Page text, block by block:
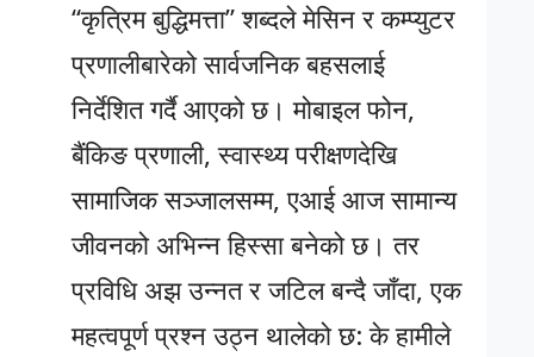
“कृत्रिम बुद्धिमत्ता” शब्दले मेसिन र कम्प्युटर
प्रणालीबारेको सार्वजनिक बहसलाई
निर्देशित गर्दै आएको छ। मोबाइल फोन,
बैंकिङ प्रणाली, स्वास्थ्य परीक्षणदेखि
सामाजिक सञ्जालसम्म, एआई आज सामान्य
जीवनको अभिन्न हिस्सा बनेको छ। तर
प्रविधि अझ उन्नत र जटिल बन्दै जाँदा, एक
महत्वपूर्ण प्रश्न उठ्न थालेको छ: के हामीले